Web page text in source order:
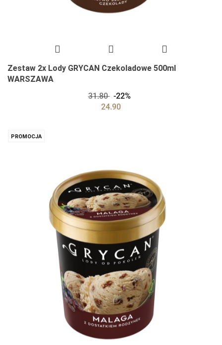
Zestaw 2x Lody GRYCAN Czekoladowe 500ml
WARSZAWA
31.80
-22%
24.90
PROMOCJA